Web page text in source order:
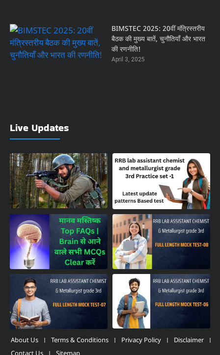
BIMSTEC 2025: 20वीं मंत्रिस्तरीय
बैठक की मुख्य बातें, चुनौतियाँ और भारत
की रणनीति!
April 3, 2025
Live Updates
About Us Terms & Conditions Privacy Policy
Disclaimer